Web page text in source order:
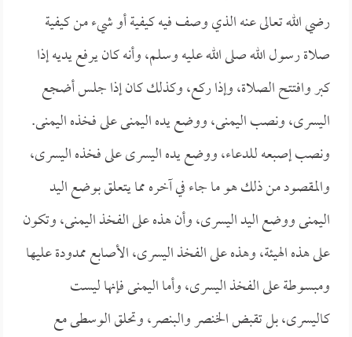
رضي الله تعالى عنه الذي وصف فيه كيفية أو شيء من كيفية
صلاة رسول الله صلى الله عليه وسلم، وأنه كان يرفع يديه إذا
كبر وافتتح الصلاة، وإذا ركع، وكذلك كان إذا جلس أضجع
اليسرى، ونصب اليمنى، ووضع يده اليمنى على فخذه اليمنى.
ونصب إصبعه للدعاء، ووضع يده اليسرى على فخذه اليسرى،
والمقصود من ذلك هو ما جاء في آخره مما يتعلق بوضع اليد
اليمنى ووضع اليد اليسرى، وأن هذه على الفخذ اليمنى، وتكون
على هذه الهيئة، وهذه على الفخذ اليسرى، الأصابع ممدودة عليها
ومبسوطة على الفخذ اليسرى، وأما اليمنى فإنها ليست
كاليسرى، بل تقبض الخنصر والبنصر، وتحلق الوسطى مع